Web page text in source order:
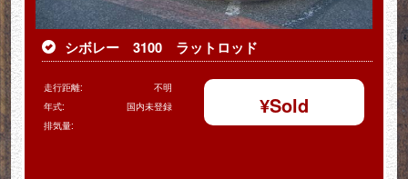
シボレー 3100 ラットロッド
走行距離:
不明
年式:
国内未登録
排気量:
¥Sold